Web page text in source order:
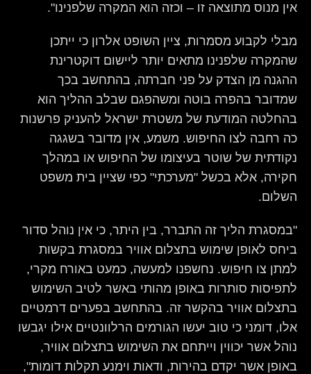
אין מנוס מתוצאה זו – וכזה הוא המקרה שלפנינו".
מבלי לקבוע מסמרות, ציין השופט אלרון כי ייתכן
שהמקרה שלפנינו מתאים יותר ליישום דוקטרינת
ההגנה מן הצדק על פני חברתה, בהתחשב בכך
שמדובר בהפרה בוטה ומשהפגם שבלב ההליך הוא
בהחלטה המודעת של משטרת ישראל להעניק פרשנות
כה רחבה לצו החיפוש. משמע, אין מדובר בשגגה
נקודתית של שוטר בעיצומו של החיפוש או במהלך
חקירה, אלא בכשל "מערכתי" כפי שציין בית משפט
השלום.
"במסגרת הליך זה התברר, בין היתר, כי אין נוהל סדור
ביחס לאופן שימוש בתצלום אוויר במסגרת בקשות
למתן צו חיפוש. נחשפנו למעשה, כמעט באורח מקרי,
לתפיסות סותרות באופן מהותי באשר לטיב השימוש
בתצלום אוויר בהקשר זה. בהתחשב בפערים דרמטיים
אלו, דומני כי טוב יעשו הגורמים הרלוונטיים אילו יגבשו
נוהל אשר יכווין וייתחם את השימוש בתצלום אוויר,
באופן אשר יקדם בהירות, ודאות וימנע תקלות דומות",